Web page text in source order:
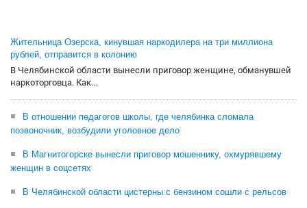
Жительница Озерска, кинувшая наркодилера на три миллиона
рублей, отправится в колонию
В Челябинской области вынесли приговор женщине, обманувшей
наркоторговца. Как...
В отношении педагогов школы, где челябинка сломала
позвоночник, возбудили уголовное дело
В Магнитогорске вынесли приговор мошеннику, охмурявшему
женщин в соцсетях
В Челябинской области цистерны с бензином сошли с рельсов